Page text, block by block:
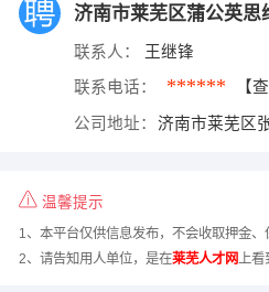
济南市莱芜区蒲公英思
联系人： 王继锋
联系电话： ****** 【
公司地址： 济南市莱芜区
温馨提示
1、本平台仅供信息发布，不会收取押金、
2、请告知用人单位，是在莱芜人才网 上